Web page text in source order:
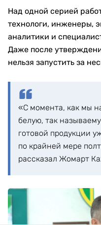
Над одной серией
технологи, инженеры,
аналитики и
Даже после
нельзя запустить за
«С момента, как мы
белую, так
готовой продукции
по крайней мере
рассказал Жомарт